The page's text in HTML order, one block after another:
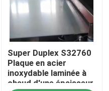
Super Duplex S32760
Plaque en acier
inoxydable laminée à
chaud d'une épaisseur